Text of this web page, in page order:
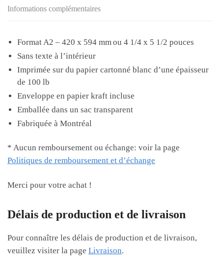
souhaits
Informations complémentaires
Format A2 – 420 x 594 mm ou 4 1/4 x 5 1/2 pouces
Sans texte à l’intérieur
Imprimée sur du papier cartonné blanc d’une épaisseur
de 100 lb
Enveloppe en papier kraft incluse
Emballée dans un sac transparent
Fabriquée à Montréal
* Aucun remboursement ou échange: voir la page
Politiques de remboursement et d’échange
Merci pour votre achat !
Délais de production et de livraison
Pour connaître les délais de production et de livraison,
veuillez visiter la page Livraison.